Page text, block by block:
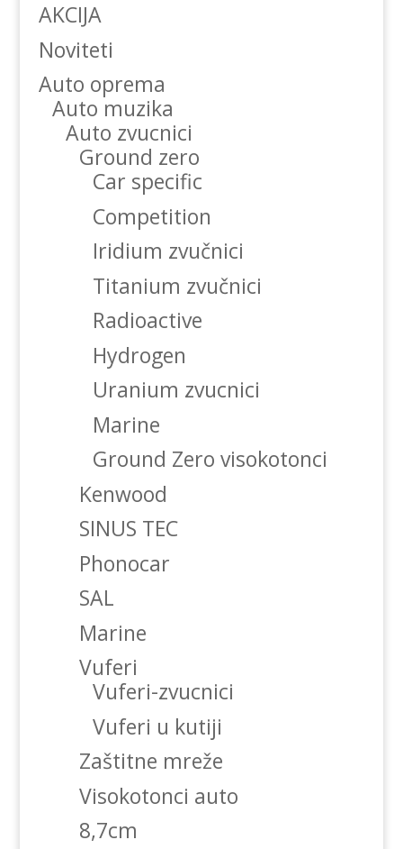
AKCIJA
Noviteti
Auto oprema
Auto muzika
Auto zvucnici
Ground zero
Car specific
Competition
Iridium zvučnici
Titanium zvučnici
Radioactive
Hydrogen
Uranium zvucnici
Marine
Ground Zero visokotonci
Kenwood
SINUS TEC
Phonocar
SAL
Marine
Vuferi
Vuferi-zvucnici
Vuferi u kutiji
Zaštitne mreže
Visokotonci auto
8,7cm